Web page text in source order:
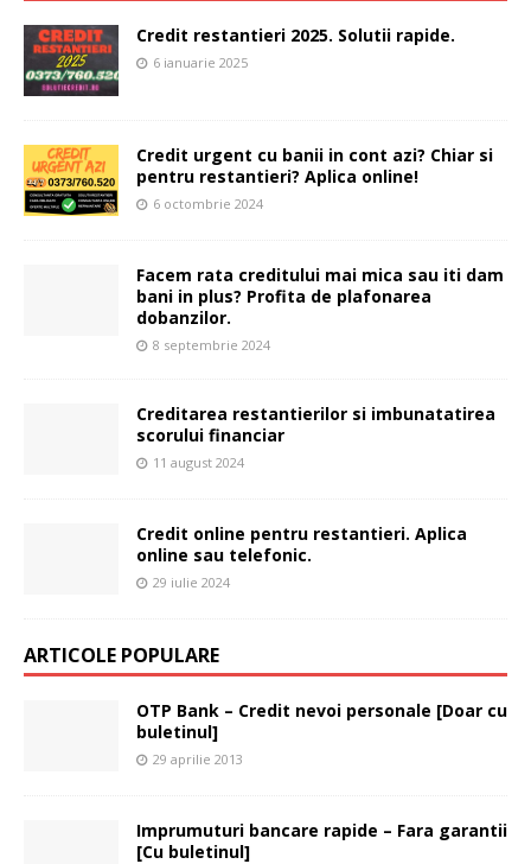
Credit restantieri 2025. Solutii rapide.
6 ianuarie 2025
Credit urgent cu banii in cont azi? Chiar si
pentru restantieri? Aplica online!
6 octombrie 2024
Facem rata creditului mai mica sau iti dam
bani in plus? Profita de plafonarea
dobanzilor.
8 septembrie 2024
Creditarea restantierilor si imbunatatirea
scorului financiar
11 august 2024
Credit online pentru restantieri. Aplica
online sau telefonic.
29 iulie 2024
ARTICOLE POPULARE
OTP Bank – Credit nevoi personale [Doar cu
buletinul]
29 aprilie 2013
Imprumuturi bancare rapide – Fara garantii
[Cu buletinul]